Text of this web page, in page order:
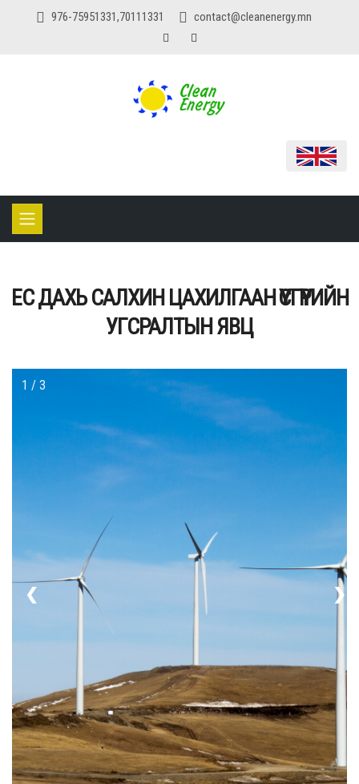
976-75951331,70111331 contact@cleanenergy.mn
ЕС ДАХЬ САЛХИН ЦАХИЛГААН ҮҮСГҮҮРИЙН
УГСРАЛТЫН ЯВЦ
1 / 3
❮ ❯